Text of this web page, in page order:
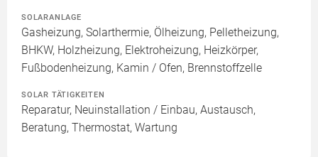
SOLARANLAGE
Gasheizung, Solarthermie, Ölheizung, Pelletheizung,
BHKW, Holzheizung, Elektroheizung, Heizkörper,
Fußbodenheizung, Kamin / Ofen, Brennstoffzelle
SOLAR TÄTIGKEITEN
Reparatur, Neuinstallation / Einbau, Austausch,
Beratung, Thermostat, Wartung